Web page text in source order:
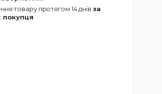
товару протягом 14 днів за
покупця